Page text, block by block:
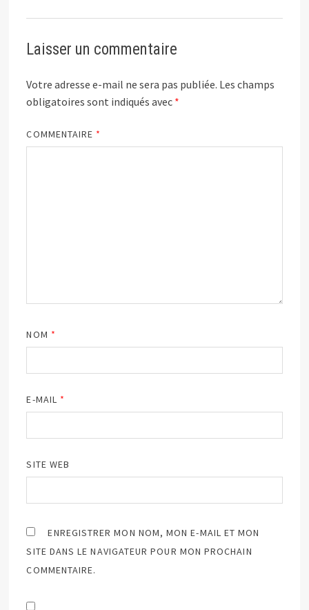
Laisser un commentaire
Votre adresse e-mail ne sera pas publiée. Les champs
obligatoires sont indiqués avec *
COMMENTAIRE *
NOM *
E-MAIL *
SITE WEB
ENREGISTRER MON NOM, MON E-MAIL ET MON
SITE DANS LE NAVIGATEUR POUR MON PROCHAIN
COMMENTAIRE.